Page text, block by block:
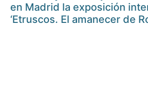
en Madrid la exposición
‘Etruscos. El amanecer de